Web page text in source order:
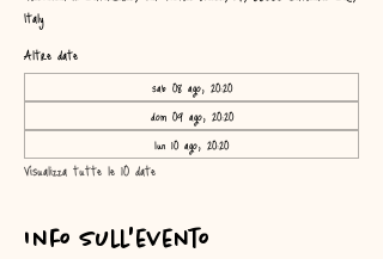
Italy
Altre date
sab 08 ago, 20:20
dom 09 ago, 20:20
lun 10 ago, 20:20
Visualizza tutte le 10 date
Info sull'evento